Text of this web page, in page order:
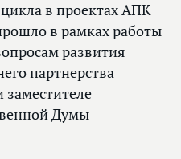
в проектах АПК
в рамках работы
развития
партнерства
Думы